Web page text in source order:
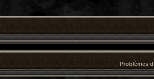
Problèmes